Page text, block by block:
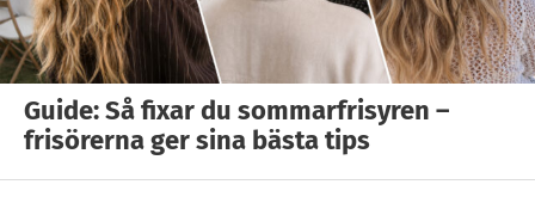
Guide: Så fixar du sommarfrisyren –
frisörerna ger sina bästa tips